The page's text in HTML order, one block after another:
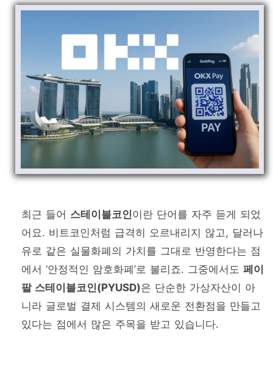
최근 들어 스테이블코인이란 단어를 자주 듣게 되었
어요. 비트코인처럼 급격히 오르내리지 않고, 달러나
유로 같은 실물화폐의 가치를 그대로 반영한다는 점
에서 ‘안정적인 암호화폐’로 불리죠. 그중에서도 페이
팔 스테이블코인(PYUSD)은 단순한 가상자산이 아
니라 글로벌 결제 시스템의 새로운 전환점을 만들고
있다는 점에서 많은 주목을 받고 있습니다.